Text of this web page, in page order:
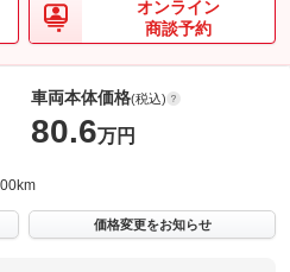
オンライン
商談予約
車両本体価格(税込)
80.6万円
価格変更をお知らせ